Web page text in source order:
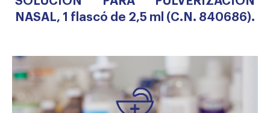
NASAL, 1 flascó de 2,5 ml (C.N. 840686).